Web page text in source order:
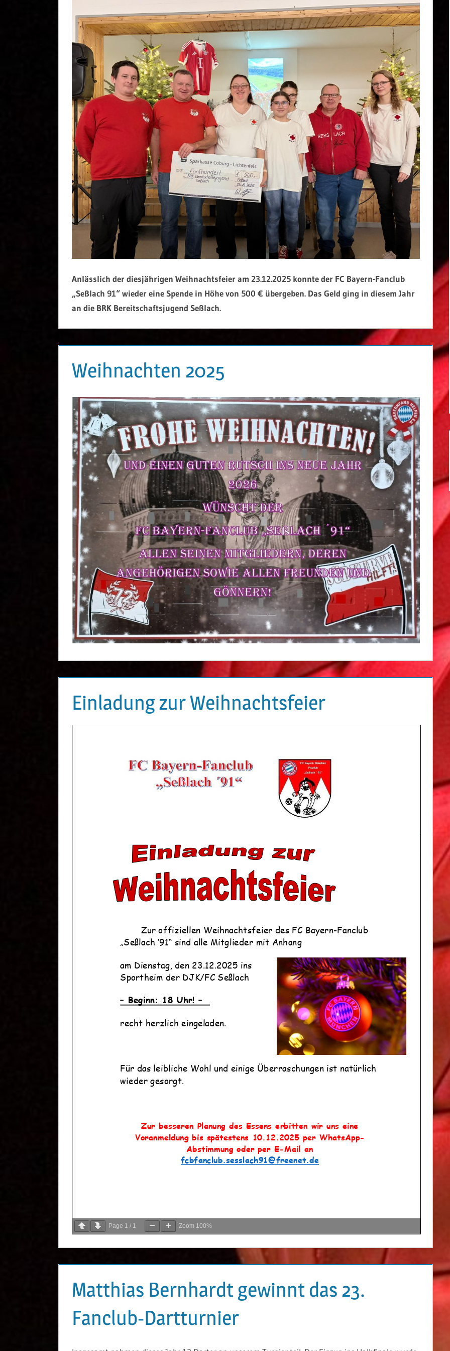
Anlässlich der diesjährigen Weihnachtsfeier am 23.12.2025 konnte der FC Bayern-Fanclub
„Seßlach 91“wieder eine Spende in Höhe von 500 € übergeben. Das Geld ging in diesem Jahr
an die BRK Bereitschaftsjugend Seßlach.
Weihnachten 2025
Einladung zur Weihnachtsfeier
Page 1 / 1 Zoom 100%
Matthias Bernhardt gewinnt das 23.
Fanclub-Dartturnier